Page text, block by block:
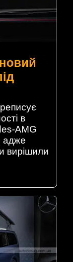
в
AMG
адже
вирішили